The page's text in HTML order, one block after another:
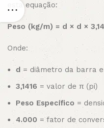
esta equação:
Peso (kg/m) = d × d ×
Onde:
d = diâmetro da barra
3,1416 = valor de π (pi)
Peso Específico =
4.000 = fator de